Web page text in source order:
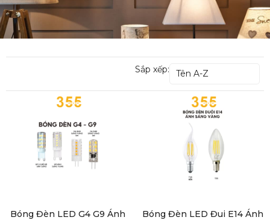
Sắp xếp: Tên A-Z
Bóng Đèn LED G4 G9 Ánh
Bóng Đèn LED Đui E14 Ánh